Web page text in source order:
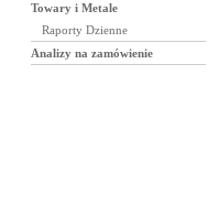
Towary i Metale
Raporty Dzienne
Analizy na zamówienie